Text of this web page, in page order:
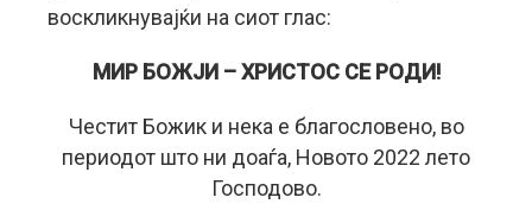
воскликнувајќи на сиот глас:
МИР БОЖЈИ – ХРИСТОС СЕ РОДИ!
Честит Божик и нека е благословено, во
периодот што ни доаѓа, Новото 2022 лето
Господово.